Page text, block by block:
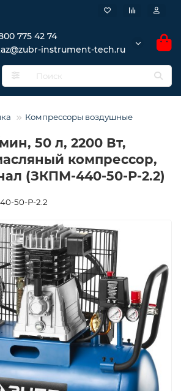
775 42 74
instrument-tech.ru
Компрессоры воздушные
50 л, 2200 Вт,
компрессор,
(ЗКПМ-440-50-Р-2.2)
50-Р-2.2